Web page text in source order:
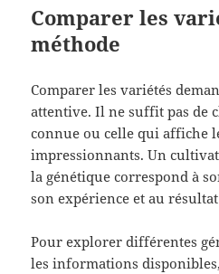
Comparer les
méthode
Comparer les variétés
attentive. Il ne suffit pas de
connue ou celle qui affiche
impressionnants. Un
la génétique correspond à
son expérience et au
Pour explorer différentes
les informations